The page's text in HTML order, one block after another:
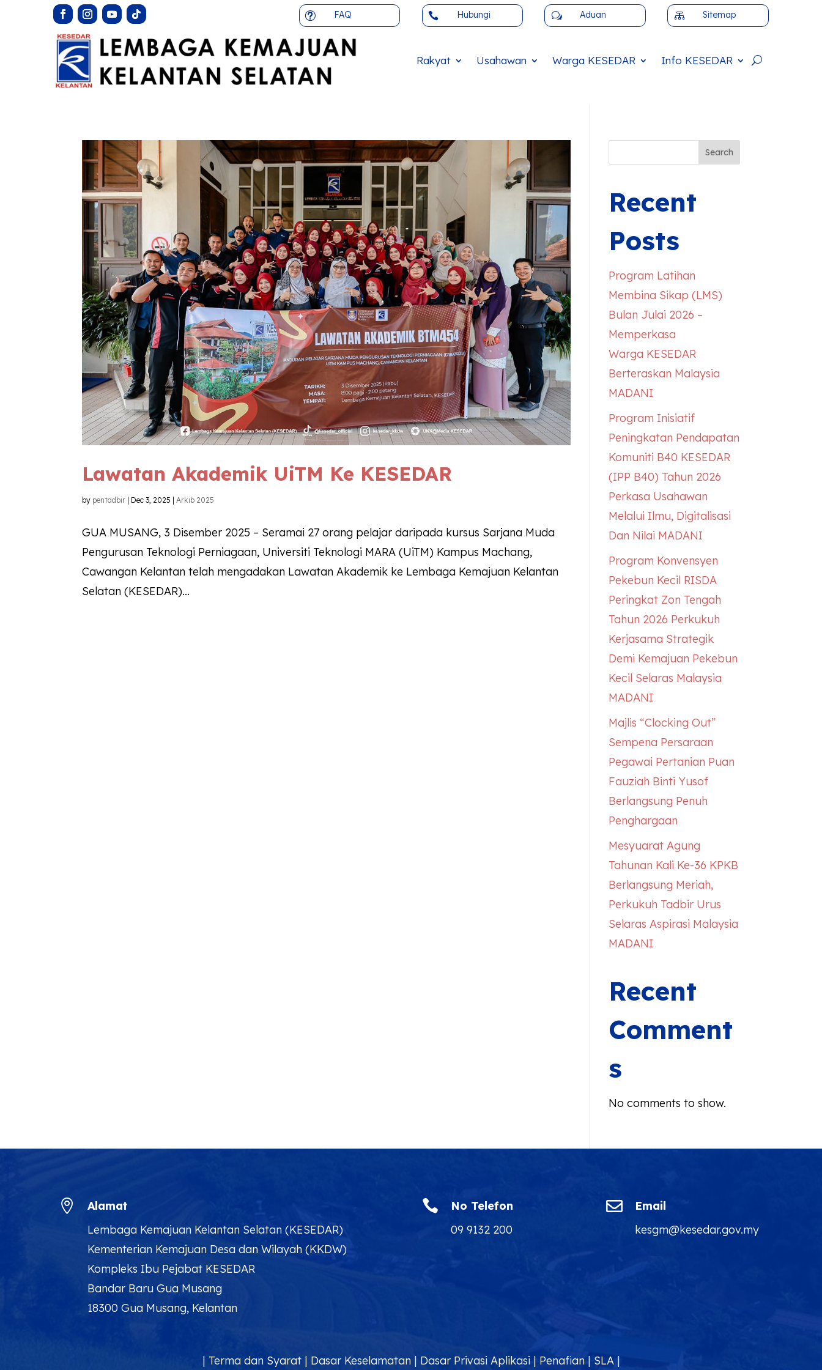
t FAQ  Hubungi w Aduan  Sitemap
Rakyat Usahawan Warga KESEDAR Info KESEDAR
Lawatan Akademik UiTM Ke KESEDAR
by pentadbir | Dec 3, 2025 |Arkib 2025
GUA MUSANG, 3 Disember 2025 – Seramai 27 orang pelajar daripada kursus Sarjana Muda
Pengurusan Teknologi Perniagaan, Universiti Teknologi MARA (UiTM) Kampus Machang,
Cawangan Kelantan telah mengadakan Lawatan Akademik ke Lembaga Kemajuan Kelantan
Selatan (KESEDAR)...
Search
Recent
Posts
Program Latihan
Membina Sikap (LMS)
Bulan Julai 2026 –
Memperkasa
Warga KESEDAR
Berteraskan Malaysia
MADANI
Program Inisiatif
Peningkatan Pendapatan
Komuniti B40 KESEDAR
(IPP B40) Tahun 2026
Perkasa Usahawan
Melalui Ilmu, Digitalisasi
Dan Nilai MADANI
Program Konvensyen
Pekebun Kecil RISDA
Peringkat Zon Tengah
Tahun 2026 Perkukuh
Kerjasama Strategik
Demi Kemajuan Pekebun
Kecil Selaras Malaysia
MADANI
Majlis “Clocking Out”
Sempena Persaraan
Pegawai Pertanian Puan
Fauziah Binti Yusof
Berlangsung Penuh
Penghargaan
Mesyuarat Agung
Tahunan Kali Ke-36 KPKB
Berlangsung Meriah,
Perkukuh Tadbir Urus
Selaras Aspirasi Malaysia
MADANI
Recent
Comment
s
No comments to show.

Alamat
Lembaga Kemajuan Kelantan Selatan (KESEDAR)
Kementerian Kemajuan Desa dan Wilayah (KKDW)
Kompleks Ibu Pejabat KESEDAR
Bandar Baru Gua Musang
18300 Gua Musang, Kelantan

No Telefon
09 9132 200

Email
kesgm@kesedar.gov.my
| Terma dan Syarat| Dasar Keselamatan| Dasar Privasi Aplikasi| Penafian| SLA|